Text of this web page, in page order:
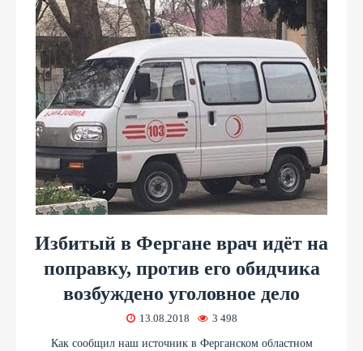
Избитый в Фергане врач идёт на
поправку, против его обидчика
возбуждено уголовное дело
13.08.2018 3 498
Как сообщил наш источник в Ферганском областном